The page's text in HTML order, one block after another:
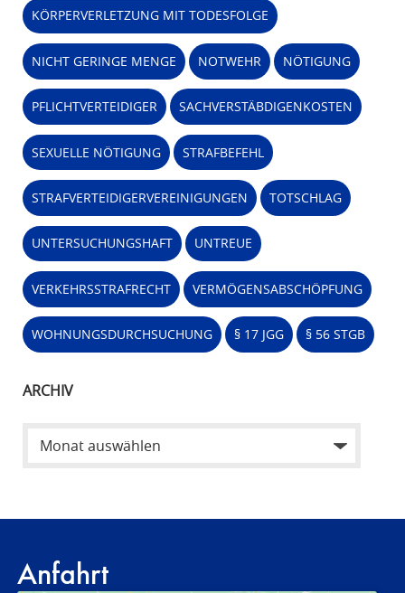
KÖRPERVERLETZUNG MIT TODESFOLGE
NICHT GERINGE MENGE NOTWEHR NÖTIGUNG
PFLICHTVERTEIDIGER SACHVERSTÄBDIGENKOSTEN
SEXUELLE NÖTIGUNG STRAFBEFEHL
STRAFVERTEIDIGERVEREINIGUNGEN TOTSCHLAG
UNTERSUCHUNGSHAFT UNTREUE
VERKEHRSSTRAFRECHT VERMÖGENSABSCHÖPFUNG
WOHNUNGSDURCHSUCHUNG § 17 JGG § 56 STGB
ARCHIV
Anfahrt